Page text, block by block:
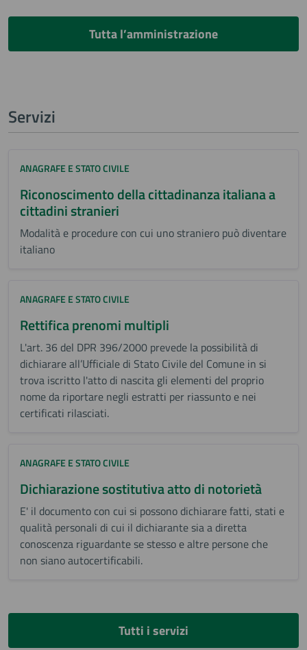
Tutta l’amministrazione
Servizi
ANAGRAFE E STATO CIVILE
Riconoscimento della cittadinanza italiana a
cittadini stranieri
Modalità e procedure con cui uno straniero può diventare
italiano
ANAGRAFE E STATO CIVILE
Rettifica prenomi multipli
L'art. 36 del DPR 396/2000 prevede la possibilità di
dichiarare all’Ufficiale di Stato Civile del Comune in si
trova iscritto l'atto di nascita gli elementi del proprio
nome da riportare negli estratti per riassunto e nei
certificati rilasciati.
ANAGRAFE E STATO CIVILE
Dichiarazione sostitutiva atto di notorietà
E' il documento con cui si possono dichiarare fatti, stati e
qualità personali di cui il dichiarante sia a diretta
conoscenza riguardante se stesso e altre persone che
non siano autocertificabili.
Tutti i servizi